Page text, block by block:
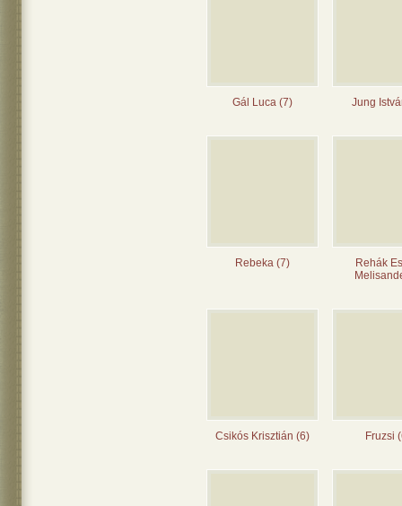
Gál Luca (7) Jung
Rebeka (7)
Rehák
Csikós Krisztián (6) Fruzsi